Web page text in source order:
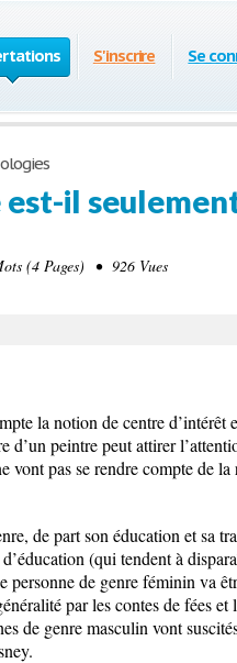
S'inscrire Se
est-il
(4 Pages) • 926 Vues
la notion de centre d’intérêt
peintre peut attirer
vont pas se rendre compte de
de part son éducation et sa
(qui tendent à
personne de genre féminin va
par les contes de fées
de genre masculin vont